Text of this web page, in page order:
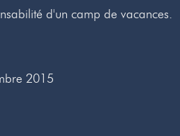
d'un camp de vacances.
2015